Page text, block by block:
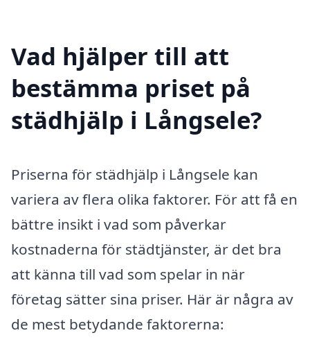
Vad hjälper till att
bestämma priset på
städhjälp i Långsele?
Priserna för städhjälp i Långsele kan
variera av flera olika faktorer. För att få en
bättre insikt i vad som påverkar
kostnaderna för städtjänster, är det bra
att känna till vad som spelar in när
företag sätter sina priser. Här är några av
de mest betydande faktorerna: